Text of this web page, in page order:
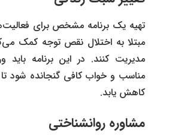
تهیه یک برنامه مشخص برای
مبتلا به اختلال نقص توجه کمک
مدیریت کنند. در این برنامه باید
مناسب و خواب کافی گنجانده شود
کاهش یابد.
مشاوره روانشناختی